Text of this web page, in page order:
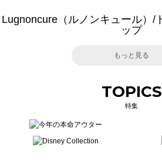
Lugnoncure（ルノンキュール）/
ップ
もっと見る
TOPICS
特集